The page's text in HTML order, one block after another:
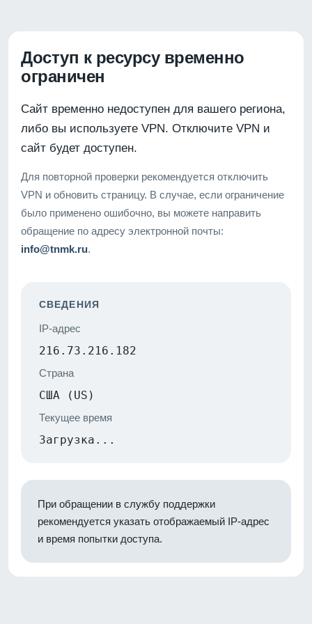
Доступ к ресурсу временно
ограничен
Сайт временно недоступен для вашего региона,
либо вы используете VPN. Отключите VPN и
сайт будет доступен.
Для повторной проверки рекомендуется отключить
VPN и обновить страницу. В случае, если ограничение
было применено ошибочно, вы можете направить
обращение по адресу электронной почты:
info@tnmk.ru.
СВЕДЕНИЯ
IP-адрес
216.73.216.182
Страна
США (US)
Текущее время
Загрузка...
При обращении в службу поддержки
рекомендуется указать отображаемый IP-адрес
и время попытки доступа.